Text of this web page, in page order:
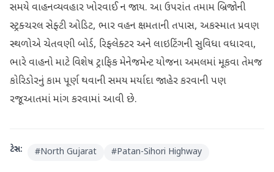
સમયે વાહનવ્યવહાર ખોરવાઈ ન જાય. આ ઉપરાંત તમામ બ્રિજોની
સ્ટ્રક્ચરલ સેફ્ટી ઓડિટ, ભાર વહન ક્ષમતાની તપાસ, અકસ્માત પ્રવણ
સ્થળોએ ચેતવણી બોર્ડ, રિફ્લેક્ટર અને લાઇટિંગની સુવિધા વધારવા,
ભારે વાહનો માટે વિશેષ ટ્રાફિક મેનેજમેન્ટ યોજના અમલમાં મૂકવા તેમજ
કોરિડોરનું કામ પૂર્ણ થવાની સમય મર્યાદા જાહેર કરવાની પણ
રજૂઆતમાં માંગ કરવામાં આવી છે.
ટેગ્સ: #North Gujarat #Patan-Sihori Highway